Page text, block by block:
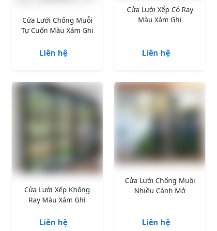
Cửa Lưới Chống Muỗi
Tự Cuốn Màu Xám Ghi
Liên hệ
Cửa Lưới Xếp Có Ray
Màu Xám Ghi
Liên hệ
Cửa Lưới Xếp Không
Ray Màu Xám Ghi
Liên hệ
Cửa Lưới Chống Muỗi
Nhiều Cánh Mở
Liên hệ